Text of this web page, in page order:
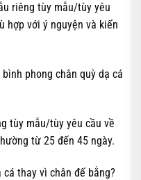
riêng tùy mẫu/tùy yêu
hợp với ý nguyện và kiến
phong chân quỳ dạ cá
tùy mẫu/tùy yêu cầu về
từ 25 đến 45 ngày.
thay vì chân đế bằng?